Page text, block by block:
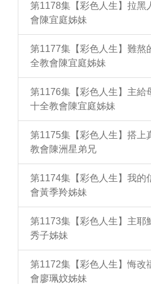
第1178集【彩色人生】拉黑
會陳宜庭姊妹
第1177集【彩色人生】難熬
全教會陳宜庭姊妹
第1176集【彩色人生】主給
十全教會陳宜庭姊妹
第1175集【彩色人生】搭上
教會陳洲星弟兄
第1174集【彩色人生】我的
會黃季羚姊妹
第1173集【彩色人生】主耶
秀子姊妹
第1172集【彩色人生】悔改
會廖珮妏姊妹